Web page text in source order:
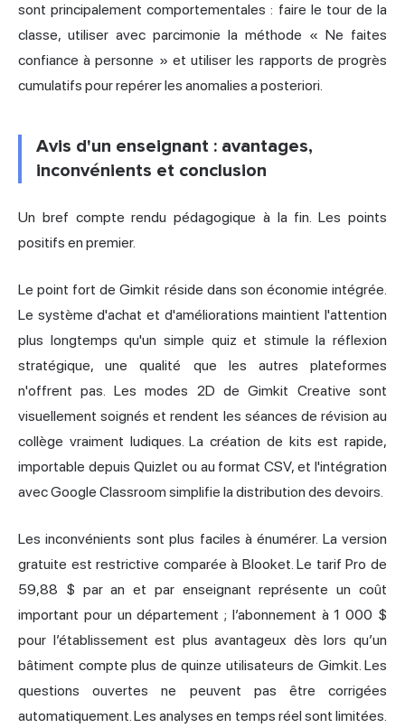
sont principalement comportementales : faire le tour de la
classe, utiliser avec parcimonie la méthode « Ne faites
confiance à personne » et utiliser les rapports de progrès
cumulatifs pour repérer les anomalies a posteriori.
Avis d'un enseignant : avantages,
inconvénients et conclusion
Un bref compte rendu pédagogique à la fin. Les points
positifs en premier.
Le point fort de Gimkit réside dans son économie intégrée.
Le système d'achat et d'améliorations maintient l'attention
plus longtemps qu'un simple quiz et stimule la réflexion
stratégique, une qualité que les autres plateformes
n'offrent pas. Les modes 2D de Gimkit Creative sont
visuellement soignés et rendent les séances de révision au
collège vraiment ludiques. La création de kits est rapide,
importable depuis Quizlet ou au format CSV, et l'intégration
avec Google Classroom simplifie la distribution des devoirs.
Les inconvénients sont plus faciles à énumérer. La version
gratuite est restrictive comparée à Blooket. Le tarif Pro de
59,88 $ par an et par enseignant représente un coût
important pour un département ; l’abonnement à 1 000 $
pour l’établissement est plus avantageux dès lors qu’un
bâtiment compte plus de quinze utilisateurs de Gimkit. Les
questions ouvertes ne peuvent pas être corrigées
automatiquement. Les analyses en temps réel sont limitées.